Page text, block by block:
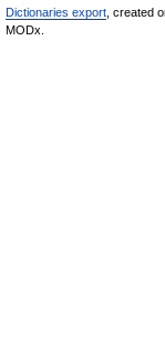
Dictionaries export , created
MODx.